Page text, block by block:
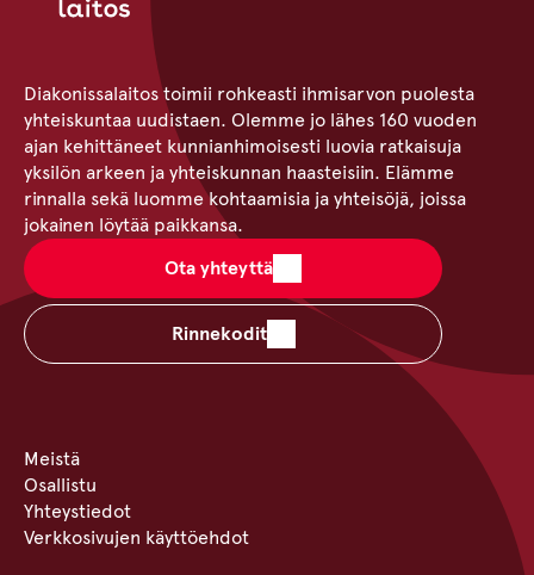
Diakonissalaitos toimii rohkeasti ihmisarvon puolesta
yhteiskuntaa uudistaen. Olemme jo lähes 160 vuoden
ajan kehittäneet kunnianhimoisesti luovia ratkaisuja
yksilön arkeen ja yhteiskunnan haasteisiin. Elämme
rinnalla sekä luomme kohtaamisia ja yhteisöjä, joissa
jokainen löytää paikkansa.
Ota yhteyttä
Rinnekodit
Meistä
Osallistu
Yhteystiedot
Verkkosivujen käyttöehdot